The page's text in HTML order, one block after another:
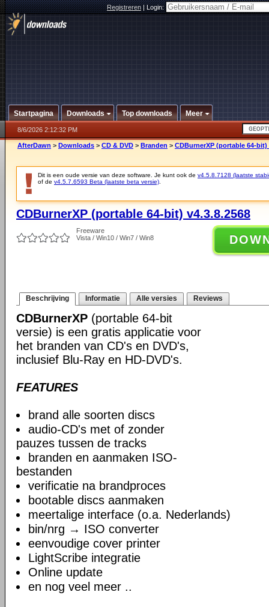
Registreren|Login:
Startpagina Downloads Top downloads Meer
8/6/2026 2:12:32 PM
AfterDawn > Downloads > CD & DVD > Branden > CDBurnerXP (portable 64-bit)
Dit is een oude versie van deze software. Je kunt ook de v4.5.8.7128 (laatste
of de v4.5.7.6593 Beta (laatste beta versie)
CDBurnerXP (portable 64-bit) v4.3.8.2568
Freeware
Vista / Win10 / Win7 / Win8
Beschrijving Informatie Alle versies Reviews
CDBurnerXP (portable 64-bit
versie) is een gratis applicatie voor
het branden van CD's en DVD's,
inclusief Blu-Ray en HD-DVD's.
FEATURES
brand alle soorten discs
audio-CD's met of zonder
pauzes tussen de tracks
branden en aanmaken ISO-
bestanden
verificatie na brandproces
bootable discs aanmaken
meertalige interface (o.a. Nederlands)
bin/nrg → ISO converter
eenvoudige cover printer
LightScribe integratie
Online update
en nog veel meer ..